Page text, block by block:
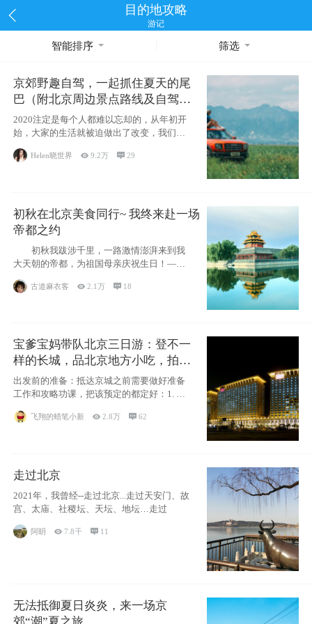
目的地攻略
游记
智能排序 筛选
京郊野趣自驾，一起抓住夏天的尾
巴（附北京周边景点路线及自驾攻
略）
2020注定是每个人都难以忘却的，从年初开
始，大家的生活就被迫做出了改变，我们也
不例外。本来双双辞职是为
Helen晓世界 9.2万 29
初秋在北京美食同行~ 我终来赴一场
帝都之约
初秋我跋涉千里，一路激情澎湃来到我
大天朝的帝都，为祖国母亲庆祝生日！——
古道麻衣客 2.1万  18
宝爹宝妈带队北京三日游：登不一
样的长城，品北京地方小吃，拍盘
古七星夜景！
出发前的准备：抵达京城之前需要做好准备
工作和攻略功课，把该预定的都定好：1. 酒
飞翔的蜡笔小新 2.8万 62
走过北京
2021年，我曾经--走过北京...走过天安门、故
宫、太庙、社稷坛、天坛、地坛…走过
阿眀 7.8千  11
无法抵御夏日炎炎，来一场京